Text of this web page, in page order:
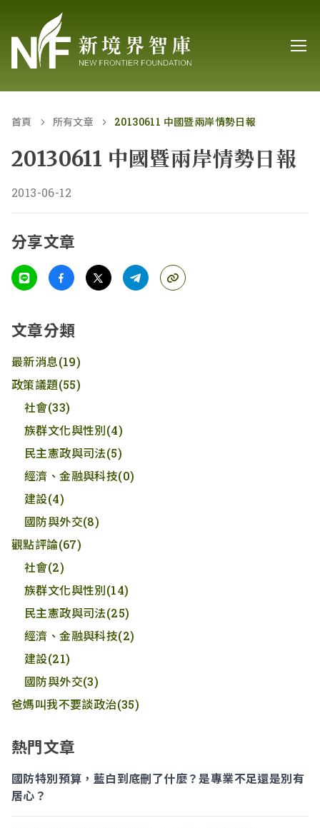
首頁 所有文章 20130611 中國暨兩岸情勢日報
20130611 中國暨兩岸情勢日報
2013-06-12
分享文章
文章分類
最新消息(19)
政策議題(55)
社會(33)
族群文化與性別(4)
民主憲政與司法(5)
經濟、金融與科技(0)
建設(4)
國防與外交(8)
觀點評論(67)
社會(2)
族群文化與性別(14)
民主憲政與司法(25)
經濟、金融與科技(2)
建設(21)
國防與外交(3)
爸媽叫我不要談政治(35)
熱門文章
國防特別預算，藍白到底刪了什麼？是專業不足還是別有
居心？